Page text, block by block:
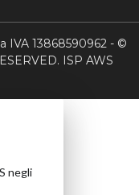
IVA 13868590962 - ©
ISP AWS
negli